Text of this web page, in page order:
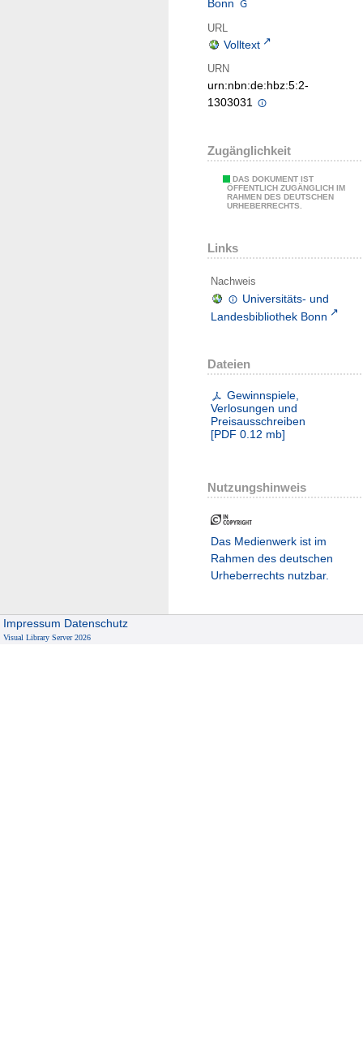
Bonn
URL
Volltext
URN
urn:nbn:de:hbz:5:2-
1303031
Zugänglichkeit
DAS DOKUMENT IST
ÖFFENTLICH ZUGÄNGLICH IM
RAHMEN DES DEUTSCHEN
URHEBERRECHTS.
Links
Nachweis
Universitäts- und
Landesbibliothek Bonn
Dateien
Gewinnspiele,
Verlosungen und
Preisausschreiben
[PDF 0.12 mb]
Nutzungshinweis
Das Medienwerk ist im
Rahmen des deutschen
Urheberrechts nutzbar.
Impressum Datenschutz
Visual Library Server 2026